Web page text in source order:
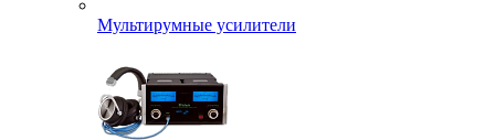
Мультирумные усилители